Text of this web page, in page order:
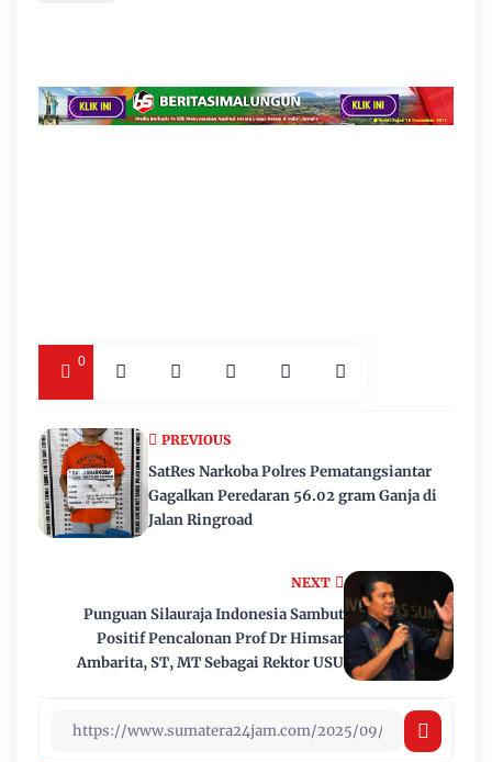
0
NEXT
Punguan Silauraja Indonesia Sambut
Positif Pencalonan Prof Dr Himsar
Ambarita, ST, MT Sebagai Rektor USU
PREVIOUS
SatRes Narkoba Polres Pematangsiantar
Gagalkan Peredaran 56.02 gram Ganja di
Jalan Ringroad